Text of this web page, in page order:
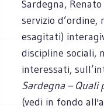
Sardegna,
servizio d’ordine,
esagitati)
discipline sociali,
interessati,
Sardegna – Quali
(vedi in fondo